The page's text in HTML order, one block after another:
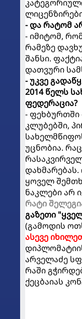
- და რატომ
- იმიტომ,
რამეზე
შანსი.
დათვური
- უკვე
2014 წელს
ფედერაცია?
- ფეხბურთში
კლუბებში,
უცნობია.
ყოველ
ნაკლები არ
რატი
გაზეთი
(გამოდის
ასევე
არველაძე
რაში
ქეცბაიას